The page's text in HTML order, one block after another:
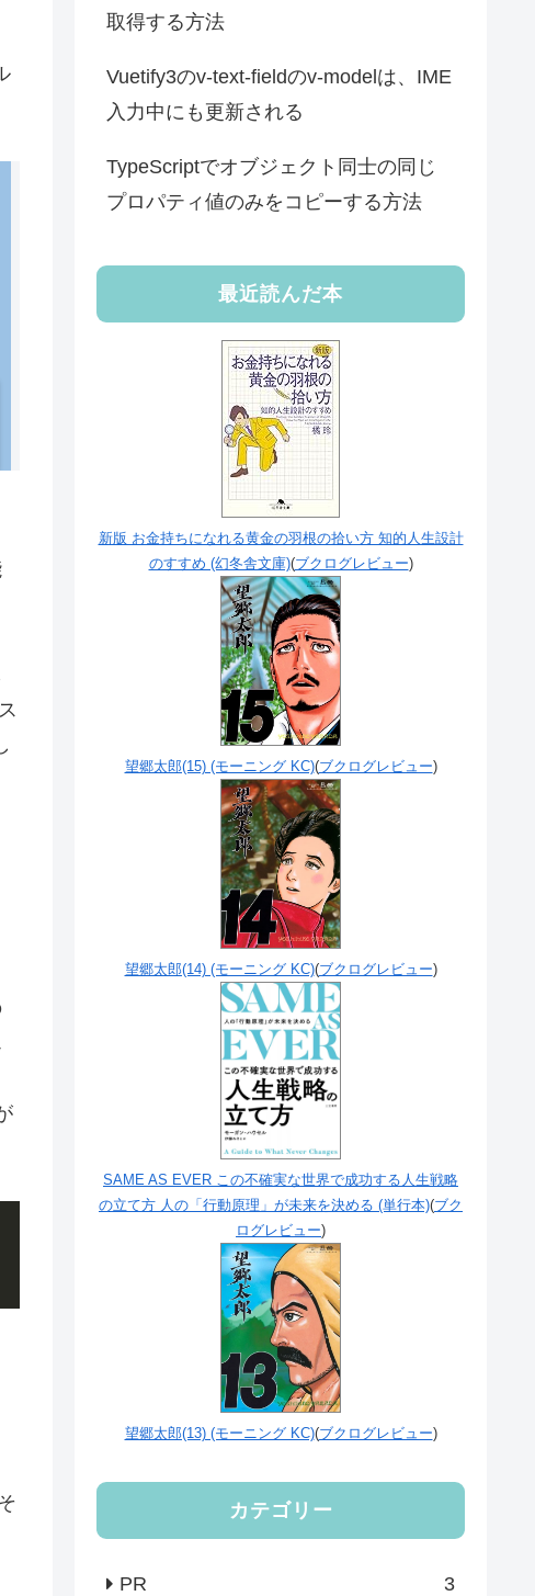
取得する方法
Vuetify3のv-text-fieldのv-modelは、IME
入力中にも更新される
TypeScriptでオブジェクト同士の同じ
プロパティ値のみをコピーする方法
最近読んだ本
新版 お金持ちになれる黄金の羽根の拾い方 知的人生設計
のすすめ (幻冬舎文庫)(ブクログレビュー)
望郷太郎(15) (モーニング KC)(ブクログレビュー)
望郷太郎(14) (モーニング KC)(ブクログレビュー)
SAME AS EVER この不確実な世界で成功する人生戦略
の立て方 人の「行動原理」が未来を決める (単行本)(ブク
ログレビュー)
望郷太郎(13) (モーニング KC)(ブクログレビュー)
カテゴリー
PR 3